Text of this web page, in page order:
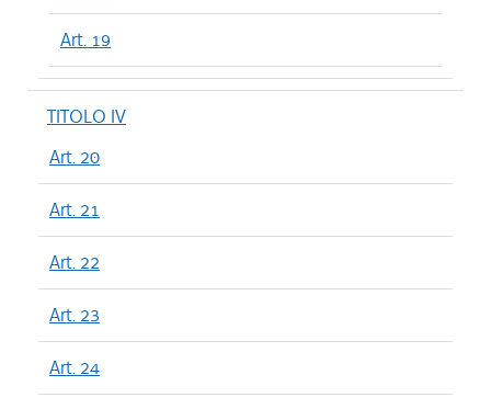
Art. 19
TITOLO IV
Art. 20
Art. 21
Art. 22
Art. 23
Art. 24